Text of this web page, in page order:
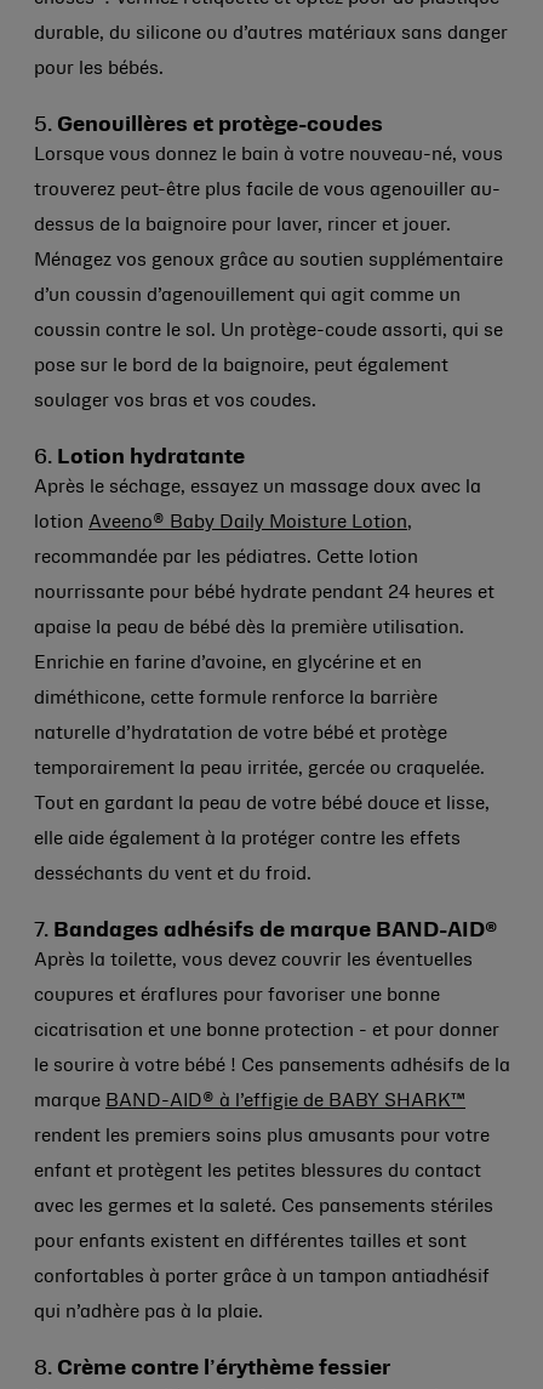
durable, du silicone ou d’autres matériaux sans danger
pour les bébés.
5. Genouillères et protège-coudes
Lorsque vous donnez le bain à votre nouveau-né, vous
trouverez peut-être plus facile de vous agenouiller au-
dessus de la baignoire pour laver, rincer et jouer.
Ménagez vos genoux grâce au soutien supplémentaire
d’un coussin d’agenouillement qui agit comme un
coussin contre le sol. Un protège-coude assorti, qui se
pose sur le bord de la baignoire, peut également
soulager vos bras et vos coudes.
6. Lotion hydratante
Après le séchage, essayez un massage doux avec la
lotion Aveeno® Baby Daily Moisture Lotion,
recommandée par les pédiatres. Cette lotion
nourrissante pour bébé hydrate pendant 24 heures et
apaise la peau de bébé dès la première utilisation.
Enrichie en farine d’avoine, en glycérine et en
diméthicone, cette formule renforce la barrière
naturelle d’hydratation de votre bébé et protège
temporairement la peau irritée, gercée ou craquelée.
Tout en gardant la peau de votre bébé douce et lisse,
elle aide également à la protéger contre les effets
desséchants du vent et du froid.
7. Bandages adhésifs de marque BAND-AID®
Après la toilette, vous devez couvrir les éventuelles
coupures et éraflures pour favoriser une bonne
cicatrisation et une bonne protection - et pour donner
le sourire à votre bébé ! Ces pansements adhésifs de la
marque BAND-AID® à l’effigie de BABY SHARK™
rendent les premiers soins plus amusants pour votre
enfant et protègent les petites blessures du contact
avec les germes et la saleté. Ces pansements stériles
pour enfants existent en différentes tailles et sont
confortables à porter grâce à un tampon antiadhésif
qui n’adhère pas à la plaie.
8. Crème contre l ’érythème fessier